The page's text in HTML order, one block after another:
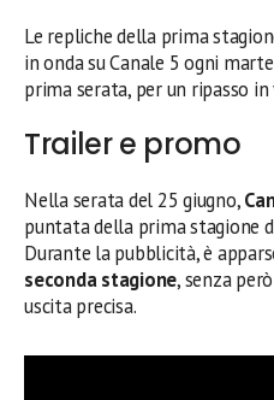
Le repliche della prima
in onda su Canale 5 ogni
prima serata, per un ripasso
Trailer e promo
Nella serata del 25 giugno,
puntata della prima stagione
Durante la pubblicità, è
seconda stagione, senza
uscita precisa.